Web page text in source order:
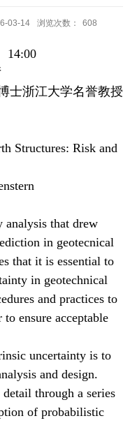
03-14 浏览次数： 608
14:00
士浙江大学名誉教授
Structures: Risk and
that drew
in geotecnical
that it is essential to
in geotechnical
and practices to
ensure acceptable
uncertainty is to
and design.
through a series
of probabilistic